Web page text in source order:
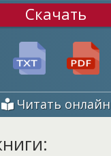
Скачать
Читать онлайн